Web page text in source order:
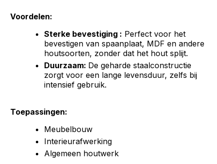
Voordelen:
Sterke bevestiging : Perfect voor het
bevestigen van spaanplaat, MDF en andere
houtsoorten, zonder dat het hout splijt.
Duurzaam: De geharde staalconstructie
zorgt voor een lange levensduur, zelfs bij
intensief gebruik.
Toepassingen:
Meubelbouw
Interieurafwerking
Algemeen houtwerk